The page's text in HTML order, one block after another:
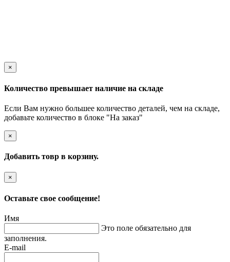
×
Количество превышает наличие на складе
Если Вам нужно большее количество деталей, чем на складе,
добавьте количество в блоке "На заказ"
×
Добавить товр в корзину.
×
Оставьте свое сообщение!
Имя
Это поле обязательно для
заполнения.
E-mail